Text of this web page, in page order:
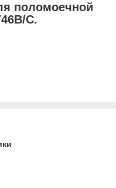
поломоечной
C.